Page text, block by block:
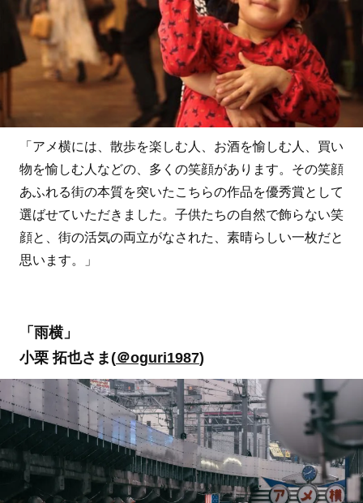
「アメ横には、散歩を楽しむ人、お酒を愉しむ人、買い
物を愉しむ人などの、多くの笑顔があります。その笑顔
あふれる街の本質を突いたこちらの作品を優秀賞として
選ばせていただきました。子供たちの自然で飾らない笑
顔と、街の活気の両立がなされた、素晴らしい一枚だと
思います。」
「雨横」
小栗 拓也さま(＠oguri1987)